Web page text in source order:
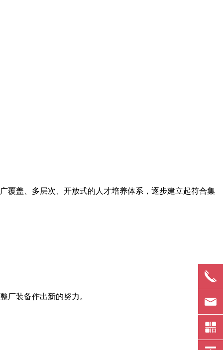
覆盖、多层次、开放式的人才培养体系，逐步建立起符合集
厂装备作出新的努力。